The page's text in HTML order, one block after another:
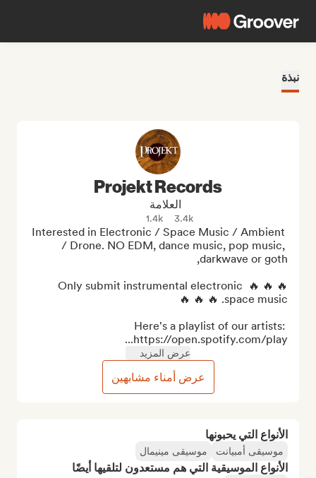
نبذة
الأنواع التي يحبونها
موسيقى أمبيانت موسيقى مينيمال
الأنواع الموسيقية التي هم مستعدون لتلقيها أيضًا
Projekt Records
العلامة
3.4k
1.4k
Interested in Electronic / Space Music / Ambient
/ Drone. NO EDM, dance music, pop music,
🔥 🔥 🔥 Only submit instrumental electronic
Here's a playlist of our artists:
https://open.spotify.com/play...
عرض المزيد
عرض أمناء مشابهين